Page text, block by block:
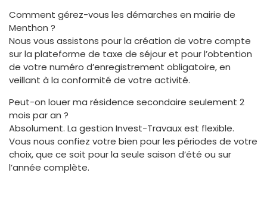
Comment gérez-vous les démarches en mairie de
Menthon ?
Nous vous assistons pour la création de votre compte
sur la plateforme de taxe de séjour et pour l’obtention
de votre numéro d’enregistrement obligatoire, en
veillant à la conformité de votre activité.
Peut-on louer ma résidence secondaire seulement 2
mois par an ?
Absolument. La gestion Invest-Travaux est flexible.
Vous nous confiez votre bien pour les périodes de votre
choix, que ce soit pour la seule saison d’été ou sur
l’année complète.